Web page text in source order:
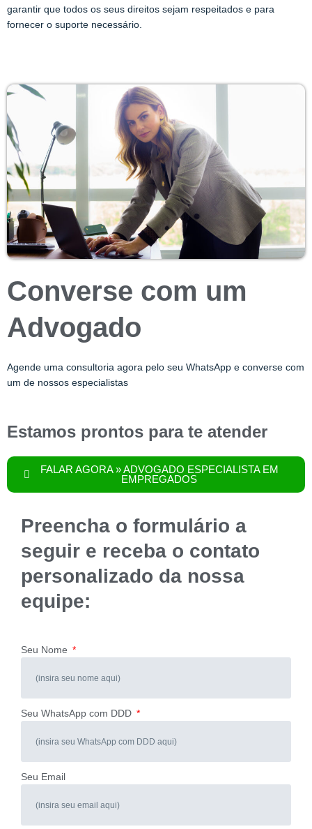
garantir que todos os seus direitos sejam respeitados e para
fornecer o suporte necessário.
Converse com um
Advogado
Agende uma consultoria agora pelo seu WhatsApp e converse com
um de nossos especialistas
Estamos prontos para te atender
FALAR AGORA » ADVOGADO ESPECIALISTA EM
EMPREGADOS
Preencha o formulário a
seguir e receba o contato
personalizado da nossa
equipe:
Seu Nome
Seu WhatsApp com DDD
Seu Email